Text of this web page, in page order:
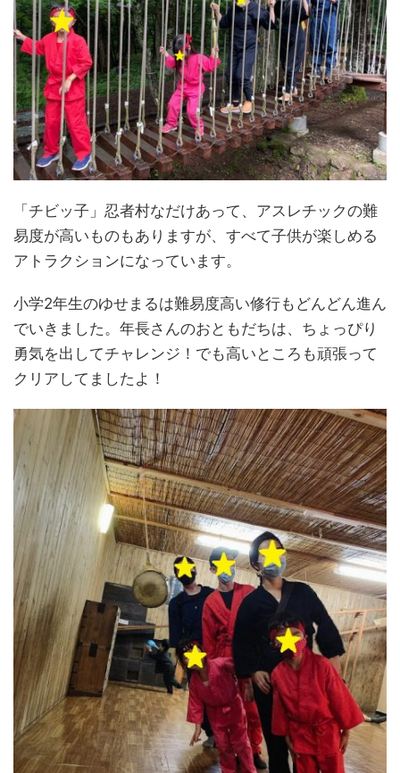
「チビッ子」忍者村なだけあって、アスレチックの難
易度が高いものもありますが、すべて子供が楽しめる
アトラクションになっています。
小学2年生のゆせまるは難易度高い修行もどんどん進ん
でいきました。年長さんのおともだちは、ちょっぴり
勇気を出してチャレンジ！でも高いところも頑張って
クリアしてましたよ！